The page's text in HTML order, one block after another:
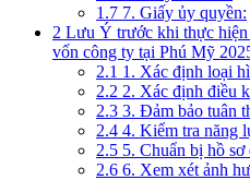
1.7 7. Giấy ủy quyền:
2 Lưu Ý trước khi thực
vốn công ty tại Phú Mỹ
2.1 1. Xác định loại
2.2 2. Xác định điều
2.3 3. Đảm bảo tuân
2.4 4. Kiểm tra năng
2.5 5. Chuẩn bị hồ sơ
2.6 6. Xem xét ảnh